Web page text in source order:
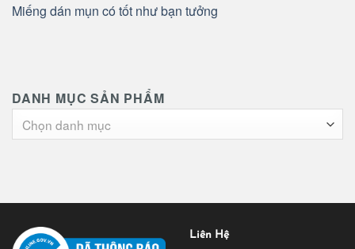
Miếng dán mụn có tốt như bạn tưởng
DANH MỤC SẢN PHẨM
Chọn danh mục
Liên Hệ